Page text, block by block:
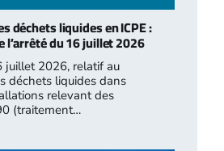
déchets liquides en ICPE :
l’arrêté du 16 juillet 2026
juillet 2026, relatif au
déchets liquides dans
relevant des
(traitement…